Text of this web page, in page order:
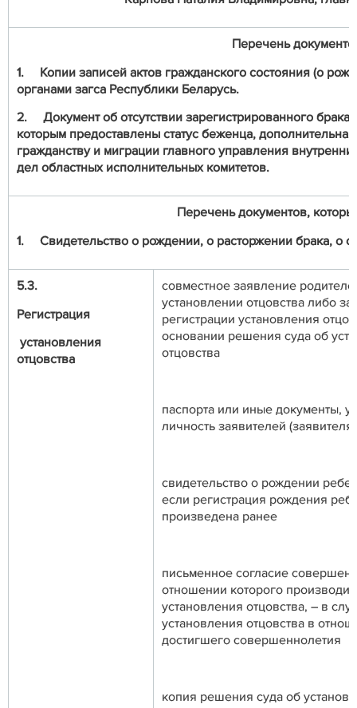
Перечень
1. Копии записей актов гражданского состояния (о
органами загса Республики Беларусь.
2. Документ об отсутствии зарегистрированного
которым предоставлены статус беженца,
гражданству и миграции главного управления
дел областных исполнительных комитетов.
Перечень документов,
1. Свидетельство о рождении, о расторжении брака, о
5.3.
Регистрация
установления
отцовства
совместное заявление
установлении отцовства либо
регистрации установления
основании решения суда об
отцовства
паспорта или иные документы,
личность заявителей (заявителя)
свидетельство о рождении
если регистрация рождения
произведена ранее
письменное согласие
отношении которого
установления отцовства, – в
установления отцовства в
достигшего совершеннолетия
копия решения суда об